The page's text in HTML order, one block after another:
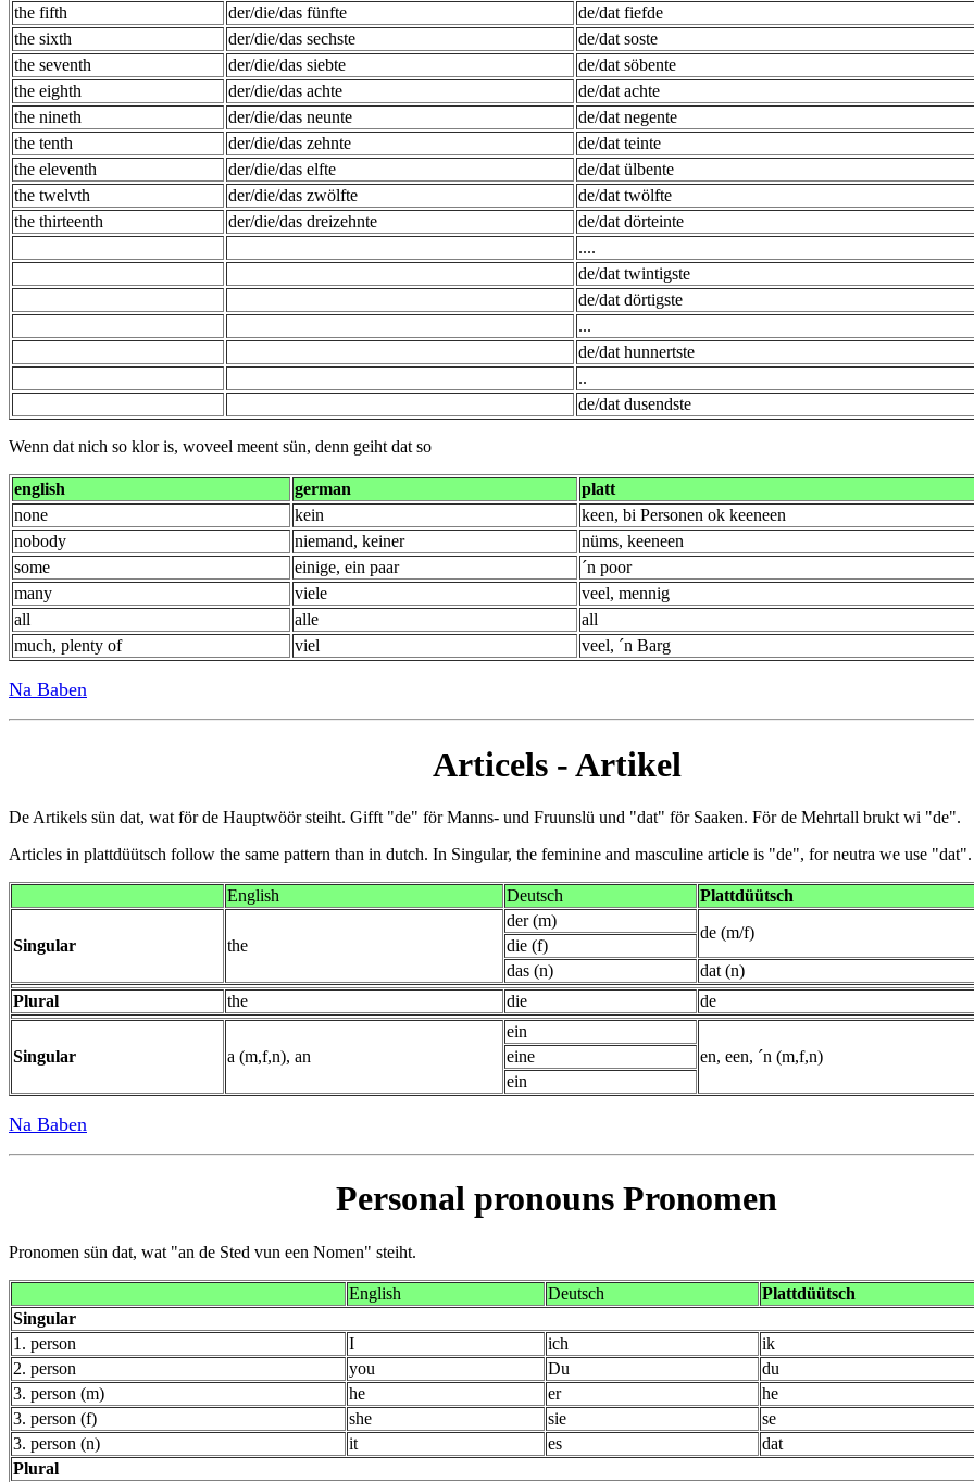
the fifth
der/die/das fünfte
de/dat fiefde
the sixth
der/die/das sechste
de/dat soste
the seventh
der/die/das siebte
de/dat söbente
the eighth
der/die/das achte
de/dat achte
the nineth
der/die/das neunte
de/dat negente
the tenth
der/die/das zehnte
de/dat teinte
the eleventh
der/die/das elfte
de/dat ülbente
the twelvth
der/die/das zwölfte
de/dat twölfte
the thirteenth
der/die/das dreizehnte
de/dat dörteinte
....
de/dat twintigste
de/dat dörtigste
...
de/dat hunnertste
..
de/dat dusendste
Wenn dat nich so klor is, woveel meent sün, denn geiht dat so
english german
platt
none
kein
keen, bi Personen ok keeneen
nobody
niemand, keiner
nüms, keeneen
some
einige, ein paar
´n poor
many
viele
veel, mennig
all
alle
all
much, plenty of
viel veel, ´n Barg
Na Baben
Articels -Artikel
De Artikels sün dat, wat för de Hauptwöör steiht. Gifft "de" för Manns- und Fruunslü und "dat" för Saaken. För de Mehrtall brukt wi "de".
Articles in plattdüütsch follow the same pattern than in dutch. In Singular, the feminine and masculine article is "de", for neutra we use "dat".
English Deutsch Plattdüütsch
Singular the
der (m)
de (m/f)
die (f)
das (n)
dat (n)
Plural
the die de
Singular a (m,f,n), an
ein
en, een, ´n (m,f,n)
eine
ein
Na Baben
Personal pronouns Pronomen
Pronomen sün dat, wat "an de Sted vun een Nomen" steiht.
English Deutsch
Plattdüütsch
Singular
1. person
I ich
ik
2. person
you Du
du
3. person (m)
he er
he
3. person (f)
she sie
se
3. person (n)
it es
dat
Plural